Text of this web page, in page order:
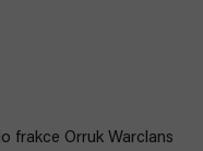
frakce Orruk Warclans